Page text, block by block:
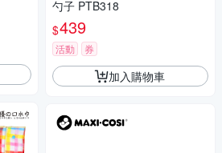
勺子 PTB318
$439
活動 券
加入購物車